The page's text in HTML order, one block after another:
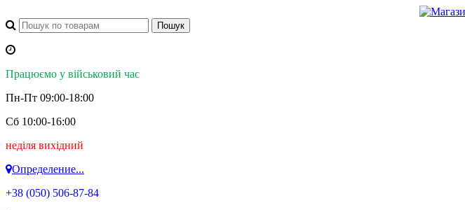
Працюємо у військовий час
Пн-Пт 09:00-18:00
Сб 10:00-16:00
неділя вихідний
Определение...
+38 (050) 506-87-84